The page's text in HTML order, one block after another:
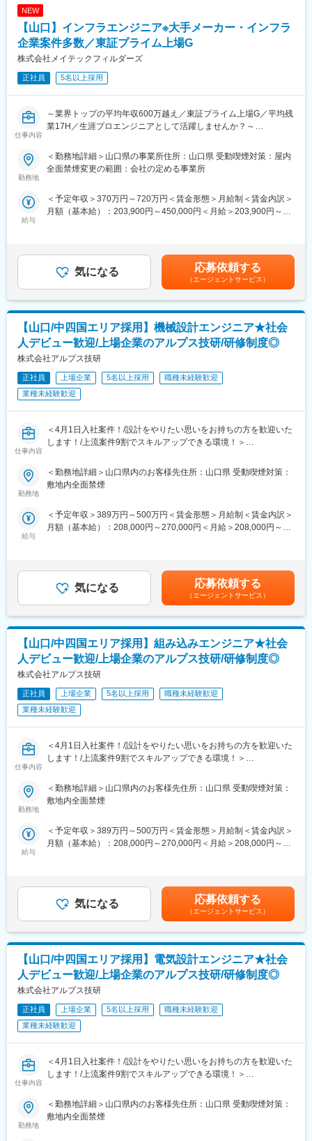
同社は営業未経験でもご入社いただける事例が多く、コンクリー
トの知見をお持ちであればチャレンジすることが可能です。主に
OJTで先輩社員と一緒に営業に行っていただきます。独り立ちす
さい。社員育成にも注力しており、系列グループの勉強会、試験
■将来的なキャリア：
技術センターとの連携もしながら専門的な提案も実施いただきま
きます。ゆくゆくは拠点の所長といったマネジメントにもチャレ
ンジすることが可能です。
創業以来、毎年賞与支給/社員還元精神が根幹にあり、定着率9割
以上と定着率も高いです。また、休日にはメールが来ないような
■魅力：
総資産1兆円のセメント業界最大手「太平洋セメントG」のコンサ
ルティング企業です。売上は伸び続けており、安定的な財務基盤
あることも特徴です。設備は、大手ゼネコンにも引けを取らない
ほど最先端かつ、充実した設備が整備されています。
NEW
【山口】インフラエンジニア※大手メーカー・インフラ
企業案件多数／東証プライム上場G
株式会社メイテックフィルダーズ
正社員 5名以上採用
仕事内容
～業界トップの平均年収600万越え／東証プライム上場G／平均残
業17H／生涯プロエンジニアとして活躍しませんか？～
■魅力点
◎東証プライム上場の業界圧倒的No.1／殆どの方が現年収を上回
上流工程に携わるチャンス
案件例：※顧客と案件数も圧倒的で稼働率95%を誇ります。
・官公庁向けシステムの仕様打ち合わせ、システムメンテナン
ス、バージョンアップ業務
・顧客社内システムの改修及び効率化業務
・医療用画像管理システムの保守・メンテナンス・障害対応業務
働き方としても予防保全が中心となるため、突発なトラブル対応
はほぼ発生しませんので、ご安心ください。
■主要取引先TOP10(2022年3月期)
株式会社デンソー／ソニーセミコンダクタソリューションズ株式
会社／三菱重工業株式会社／パナソニック株式会社／株式会社ニ
SUBARU／株式会社デンソーテン／テルモ株式会社
企業まで1,000社（グループ計）
技術研修から、ビジネスマナーなど一般的な研修まで、業界ナン
バーワンのグループ研修体制を整えています。他社とは比べ物に
は厚木、名古屋をはじめとして全国12か所にあり、研修センター
から遠い地域にいる場合でも、通信教育補助制度（資格取得後半
メイテックの受注（仕事）情報とエンジニア社員の職歴・スキ
ル・研修情報はすべてベストマッチングシステム（BMS）という
社内システムで管理されています。エンジニア社員は最低月1回当
システムに自身のスキル情報を更新します。このシステムを元
に、営業・技術マネージャーを交えて仕事を決定します。
変更の範囲：会社の定める業務
勤務地
＜勤務地詳細＞山口県の事業所住所：山口県 受動喫煙対策：屋内
全面禁煙変更の範囲：会社の定める事業所
給与
＜予定年収＞370万円～720万円＜賃金形態＞月給制＜賃金内訳＞
月額（基本給）：203,900円～450,000円＜月給＞203,900円～
賃金はあくまでも目安の金額であり、選考を通じて上下する可能
性があります。月給(月額)は固定手当を含めた表記です。
気になる 応募依頼する
（エージェントサービス）
【山口/中四国エリア採用】機械設計エンジニア★社会
人デビュー歓迎/上場企業のアルプス技研/研修制度◎
株式会社アルプス技研
正社員 上場企業 5名以上採用
職種未経験歓迎
業種未経験歓迎
仕事内容
＜4月1日入社案件！/設計をやりたい思いをお持ちの方を歓迎いた
します！/上流案件9割でスキルアップできる環境！＞
■募集背景
現状として取引先とのプロジェクト要請案件が拡大しており、技
「ポテンシャル人材をプロフェッショナルな人材に」をテーマに
教育前提での増員採用をいたします。
エンジニアとして、機械設計の業務をご担当いただきます。
■既卒の方も新卒同様の手厚い研修を受けられる！
2～3か月を目途に、同社の集合研修(神奈川県内)に参加いただき
ます。
研修に係る費用はすべて会社負担となり、遠方にお住いの方は期
間限定の住居手配も可能です。(一部自己負担あり)
「本当は設計をやりたい」といった新卒初期配属で希望の業務が
できていない方も歓迎いたします！
■機械分野の研修例
・精密測定技術
・機械設計技術基礎
・板金・射出成型基礎
＜アルプス技研の魅力＞
配属先については希望の職種・勤務地をできる限り尊重します。
また、最初の案件以降、同社が持つ案件にて挑戦したい案件があ
キャリアパスに関してもエンジニアスペシャリスト、現場・請負
マネジメント、管理経営部門などのポジションを用意していま
す。
■評価制度が明確
同社の評価制度はすべてポイント制で、何をしたら何点/何点取得
で昇格等、評価を定量的にしている為、曖昧になることなく、頑
張りは必ず繁栄される評価制度を確立しています。
■同社について
同社は1968年の創業以来、「技術者集団」として事業成長を続
け、東証プライム上場の安定性を誇ります。
派遣先メーカーは700社以上。自動車関連から家電、精密機器、
半導体、工作機器、ソフト、医療、航空宇宙など業種も幅広く、
大手有名メーカーとも多数取引があります。
勤務地
＜勤務地詳細＞山口県内のお客様先住所：山口県 受動喫煙対策：
敷地内全面禁煙
給与
＜予定年収＞389万円～500万円＜賃金形態＞月給制＜賃金内訳＞
月額（基本給）：208,000円～270,000円＜月給＞208,000円～
あり、選考を通じて上下する可能性があります。月給(月額)は固定
手当を含めた表記です。
気になる 応募依頼する
（エージェントサービス）
【山口/中四国エリア採用】組み込みエンジニア★社会
人デビュー歓迎/上場企業のアルプス技研/研修制度◎
株式会社アルプス技研
正社員 上場企業 5名以上採用
職種未経験歓迎
業種未経験歓迎
仕事内容
＜4月1日入社案件！/設計をやりたい思いをお持ちの方を歓迎いた
します！/上流案件9割でスキルアップできる環境！＞
■募集背景
現状として取引先とのプロジェクト要請案件が拡大しており、技
「ポテンシャル人材をプロフェッショナルな人材に」をテーマに
教育前提での増員採用をいたします。
組み込みエンジニアとして業務をご担当いただきます。
■既卒の方も新卒同様の手厚い研修を受けられる！
2～3か月を目途に、同社の集合研修(神奈川県内)に参加いただき
ます。
研修に係る費用はすべて会社負担となり、遠方にお住いの方は期
間限定の住居手配も可能です。(一部自己負担あり)
「本当は設計をやりたい」といった新卒初期配属で希望の業務が
できていない方も歓迎いたします！
■ソフトウェア分野の研修例
・開発プロセス/UMLによるオブジェクト指向
・組み込み演習
・データベース/SQL (JAVA/Pythonコース) 等
■希望勤務地が通りやすい・キャリアチェンジ可
配属先については希望の職種・勤務地をできる限り尊重します。
勤務地
＜勤務地詳細＞山口県内のお客様先住所：山口県 受動喫煙対策：
敷地内全面禁煙
給与
＜予定年収＞389万円～500万円＜賃金形態＞月給制＜賃金内訳＞
月額（基本給）：208,000円～270,000円＜月給＞208,000円～
あり、選考を通じて上下する可能性があります。月給(月額)は固定
手当を含めた表記です。
気になる 応募依頼する
（エージェントサービス）
【山口/中四国エリア採用】電気設計エンジニア★社会
人デビュー歓迎/上場企業のアルプス技研/研修制度◎
株式会社アルプス技研
正社員 上場企業 5名以上採用
職種未経験歓迎
業種未経験歓迎
仕事内容
＜4月1日入社案件！/設計をやりたい思いをお持ちの方を歓迎いた
します！/上流案件9割でスキルアップできる環境！＞
■募集背景
現状として取引先とのプロジェクト要請案件が拡大しており、技
勤務地
＜勤務地詳細＞山口県内のお客様先住所：山口県 受動喫煙対策：
敷地内全面禁煙